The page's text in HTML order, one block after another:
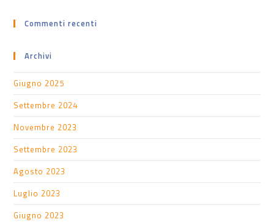
Commenti recenti
Archivi
Giugno 2025
Settembre 2024
Novembre 2023
Settembre 2023
Agosto 2023
Luglio 2023
Giugno 2023